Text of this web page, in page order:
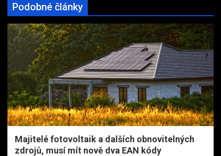
Podobné články
Majitelé fotovoltaik a dalších obnovitelných
zdrojů, musí mít nově dva EAN kódy